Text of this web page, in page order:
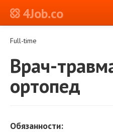
4Job.co
Full-time
Врач-
ортопед
Обязанности: